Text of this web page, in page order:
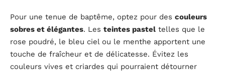
Pour une tenue de baptême, optez pour des couleurs
sobres et élégantes. Les teintes pastel telles que le
rose poudré, le bleu ciel ou le menthe apportent une
touche de fraîcheur et de délicatesse. Évitez les
couleurs vives et criardes qui pourraient détourner